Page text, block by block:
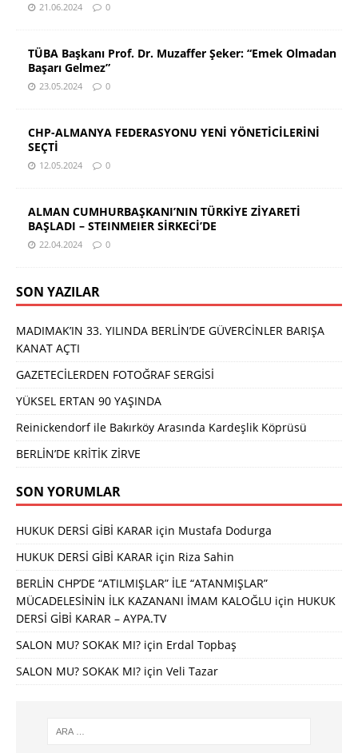
21.06.2024 0
TÜBA Başkanı Prof. Dr. Muzaffer Şeker: “Emek Olmadan
Başarı Gelmez”
23.05.2024 0
CHP-ALMANYA FEDERASYONU YENİ YÖNETİCİLERİNİ
SEÇTİ
12.05.2024 0
ALMAN CUMHURBAŞKANI’NIN TÜRKİYE ZİYARETİ
BAŞLADI – STEINMEIER SİRKECİ’DE
22.04.2024 0
SON YAZILAR
MADIMAK’IN 33. YILINDA BERLİN’DE GÜVERCİNLER BARIŞA
KANAT AÇTI
GAZETECİLERDEN FOTOĞRAF SERGİSİ
YÜKSEL ERTAN 90 YAŞINDA
Reinickendorf ile Bakırköy Arasında Kardeşlik Köprüsü
BERLİN’DE KRİTİK ZİRVE
SON YORUMLAR
HUKUK DERSİ GİBİ KARAR için Mustafa Dodurga
HUKUK DERSİ GİBİ KARAR için Riza Sahin
BERLİN CHP’DE “ATILMIŞLAR” İLE “ATANMIŞLAR”
MÜCADELESİNİN İLK KAZANANI İMAM KALOĞLU için HUKUK
DERSİ GİBİ KARAR – AYPA.TV
SALON MU? SOKAK MI? için Erdal Topbaş
SALON MU? SOKAK MI? için Veli Tazar